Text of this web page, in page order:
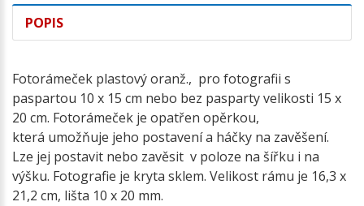
POPIS
Fotorámeček plastový oranž., pro fotografii s
paspartou 10 x 15 cm nebo bez pasparty velikosti 15 x
20 cm. Fotorámeček je opatřen opěrkou,
která umožňuje jeho postavení a háčky na zavěšení.
Lze jej postavit nebo zavěsit v poloze na šířku i na
výšku. Fotografie je kryta sklem. Velikost rámu je 16,3 x
21,2 cm, lišta 10 x 20 mm.